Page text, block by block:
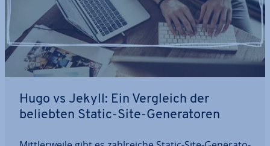
Hugo vs Jekyll: Ein Vergleich der
beliebten Static-Site-Ge­ne­ra­to­ren